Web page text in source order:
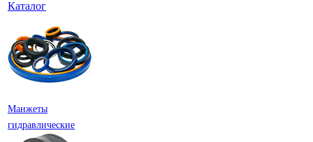
Каталог
Манжеты
гидравлические